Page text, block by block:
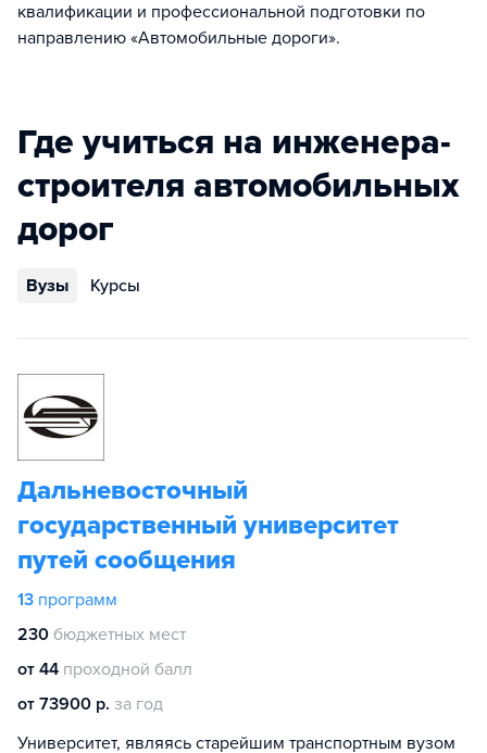
квалификации и профессиональной подготовки по
направлению «Автомобильные дороги».
Где учиться на инженера-
строителя автомобильных
дорог
Вузы Курсы
Дальневосточный
государственный университет
путей сообщения
13 программ
230 бюджетных мест
от 44 проходной балл
от 73900 р. за год
Университет, являясь старейшим транспортным вузом